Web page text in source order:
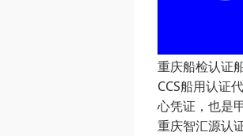
重庆船检认证
CCS船用认证
心凭证，也是
重庆智汇源认